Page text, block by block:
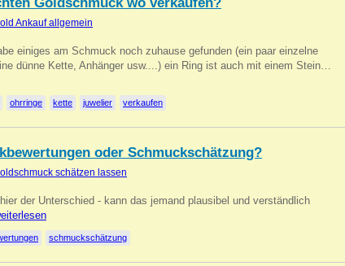
Ankauf allgemein
einiges am Schmuck noch zuhause gefunden (ein paar einzelne
dünne Kette, Anhänger usw....) ein Ring ist auch mit einem Stein…
ohrringe kette juwelier verkaufen
oder Schmuckschätzung?
schätzen lassen
der Unterschied - kann das jemand plausibel und verständlich
schmuckschätzung